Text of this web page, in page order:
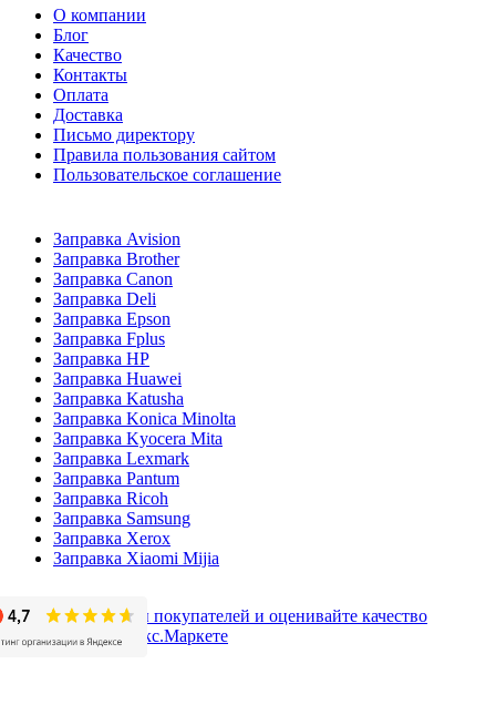
О компании
Блог
Качество
Контакты
Оплата
Доставка
Письмо директору
Правила пользования сайтом
Пользовательское соглашение
Заправка Avision
Заправка Brother
Заправка Canon
Заправка Deli
Заправка Epson
Заправка Fplus
Заправка HP
Заправка Huawei
Заправка Katusha
Заправка Konica Minolta
Заправка Kyocera Mita
Заправка Lexmark
Заправка Pantum
Заправка Ricoh
Заправка Samsung
Заправка Xerox
Заправка Xiaomi Mijia